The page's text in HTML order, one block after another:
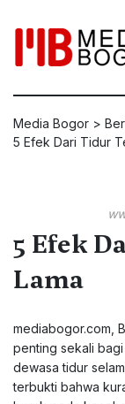
Media Bogor >
5 Efek Dari Tidur
5 Efek
Lama
mediabogor.com,
penting sekali
dewasa tidur
terbukti bahwa